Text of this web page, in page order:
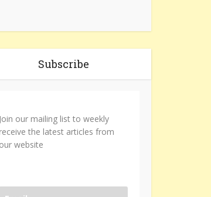
Subscribe
Join our mailing list to weekly
receive the latest articles from
our website